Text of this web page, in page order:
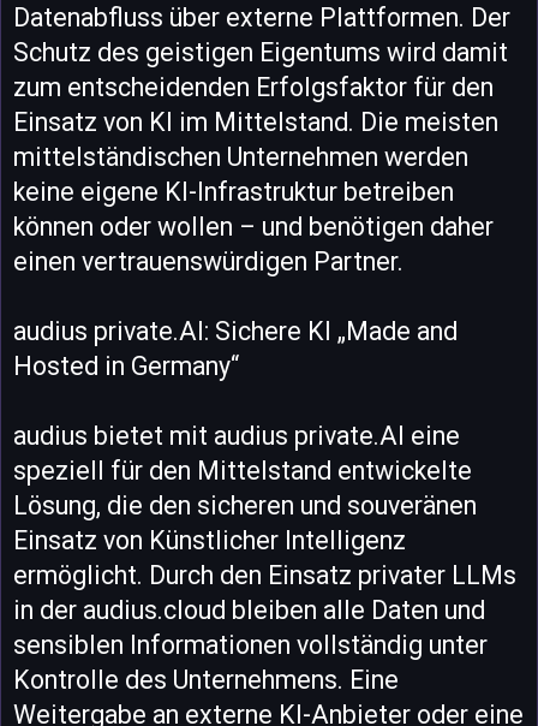
Datenabfluss über externe Plattformen. Der
Schutz des geistigen Eigentums wird damit
zum entscheidenden Erfolgsfaktor für den
Einsatz von KI im Mittelstand. Die meisten
mittelständischen Unternehmen werden
keine eigene KI-Infrastruktur betreiben
können oder wollen – und benötigen daher
einen vertrauenswürdigen Partner.
audius private.AI: Sichere KI „Made and
Hosted in Germany“
audius bietet mit audius private.AI eine
speziell für den Mittelstand entwickelte
Lösung, die den sicheren und souveränen
Einsatz von Künstlicher Intelligenz
ermöglicht. Durch den Einsatz privater LLMs
in der audius.cloud bleiben alle Daten und
sensiblen Informationen vollständig unter
Kontrolle des Unternehmens. Eine
Weitergabe an externe KI-Anbieter oder eine